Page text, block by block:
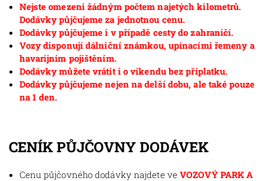
Nejste omezeni žádným počtem najetých kilometrů.
Dodávky půjčujeme za jednotnou cenu.
Dodávky půjčujeme i v případě cesty do zahraničí.
Vozy disponují dálniční známkou, upínacími řemeny a
havarijním pojištěním.
Dodávky můžete vrátit i o víkendu bez příplatku.
Dodávky půjčujeme nejen na delší dobu, ale také pouze
na 1 den.
CENÍK PŮJČOVNY DODÁVEK
Cenu půjčovného dodávky najdete veVOZOVÝ PARK A